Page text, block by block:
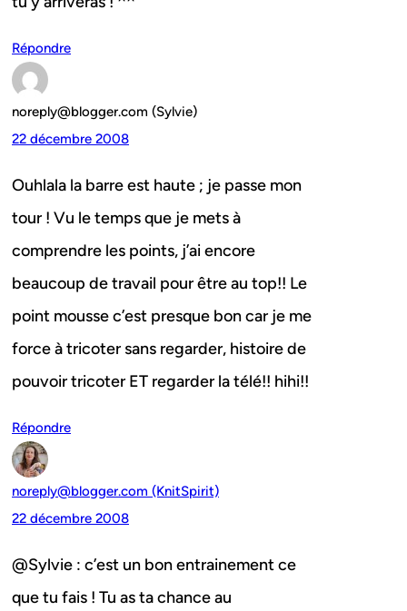
Répondre
noreply@blogger.com (Sylvie)
22 décembre 2008
Ouhlala la barre est haute ; je passe mon
tour ! Vu le temps que je mets à
comprendre les points, j’ai encore
beaucoup de travail pour être au top!! Le
point mousse c’est presque bon car je me
force à tricoter sans regarder, histoire de
pouvoir tricoter ET regarder la télé!! hihi!!
Répondre
noreply@blogger.com (KnitSpirit)
22 décembre 2008
@Sylvie : c’est un bon entrainement ce
que tu fais ! Tu as ta chance au